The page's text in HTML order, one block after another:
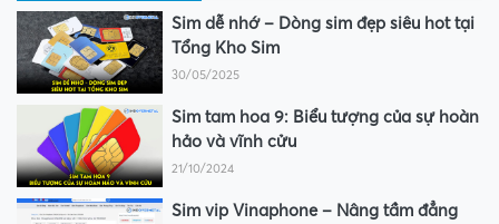
Sim dễ nhớ – Dòng sim đẹp siêu hot tại
Tổng Kho Sim
30/05/2025
Sim tam hoa 9: Biểu tượng của sự hoàn
hảo và vĩnh cửu
21/10/2024
Sim vip Vinaphone – Nâng tầm đẳng